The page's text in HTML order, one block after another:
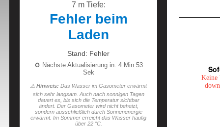
7 m Tiefe:
Fehler beim
Laden
Stand: Fehler
♻️ Nächste Aktualisierung in: 4 Min 52
Sek
⚠️ Hinweis: Das Wasser im Gasometer erwärmt
sich sehr langsam. Auch nach sonnigen Tagen
dauert es, bis sich die Temperatur sichtbar
ändert. Der Gasometer wird nicht beheizt,
sondern ausschließlich durch Sonnenenergie
erwärmt. Im Sommer erreicht das Wasser häufig
über 22 °C.
Keine